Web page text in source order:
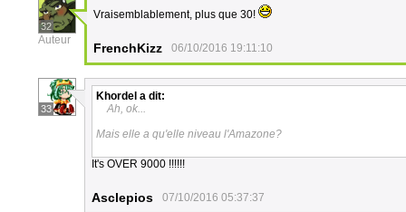
32
Auteur
Vraisemblablement, plus que 30!
FrenchKizz 06/10/2016 19:11:10
33
Khordel a dit:
Ah, ok...
Mais elle a qu'elle niveau l'Amazone?
It's OVER 9000 !!!!!!
Asclepios 07/10/2016 05:37:37